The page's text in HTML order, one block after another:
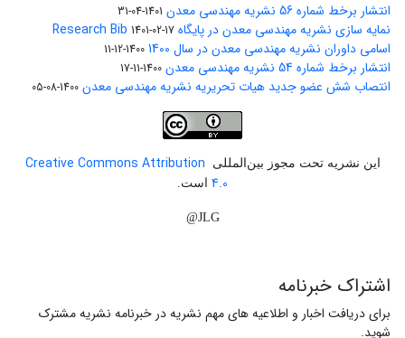
انتشار برخط شماره 56 نشریه مهندسی معدن 1401-04-31
نمایه سازی نشریه مهندسی معدن در پایگاه Research Bib 1401-02-17
اسامی داوران نشریه مهندسی معدن در سال 1400 1400-12-11
انتشار برخط شماره 54 نشریه مهندسی معدن 1400-11-17
انتصاب شش عضو جدید هیات تحریریه نشریه مهندسی معدن 1400-08-05
این نشریه تحت مجوز بین‌المللی
Creative Commons Attribution
4.0 است.
JLG@
اشتراک خبرنامه
برای دریافت اخبار و اطلاعیه های مهم نشریه در خبرنامه نشریه مشترک
شوید.